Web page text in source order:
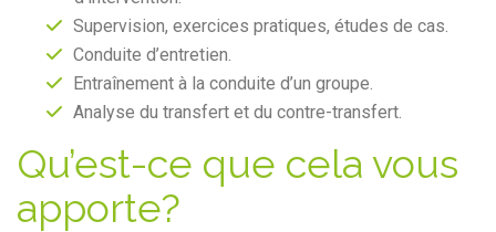
Supervision, exercices pratiques, études de cas.
Conduite d’entretien.
Entraînement à la conduite d’un groupe.
Analyse du transfert et du contre-transfert.
Qu’est-ce que cela vous
apporte?